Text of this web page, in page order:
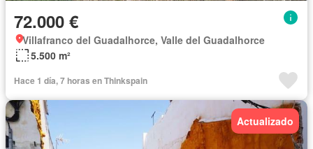
72.000 €
Villafranco del Guadalhorce, Valle del Guadalhorce
5.500 m²
Hace 1 día, 7 horas en Thinkspain
Actualizado